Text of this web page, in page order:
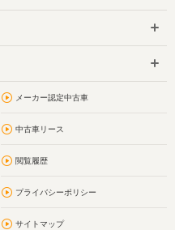
メーカー認定中古車
中古車リース
閲覧履歴
プライバシーポリシー
サイトマップ